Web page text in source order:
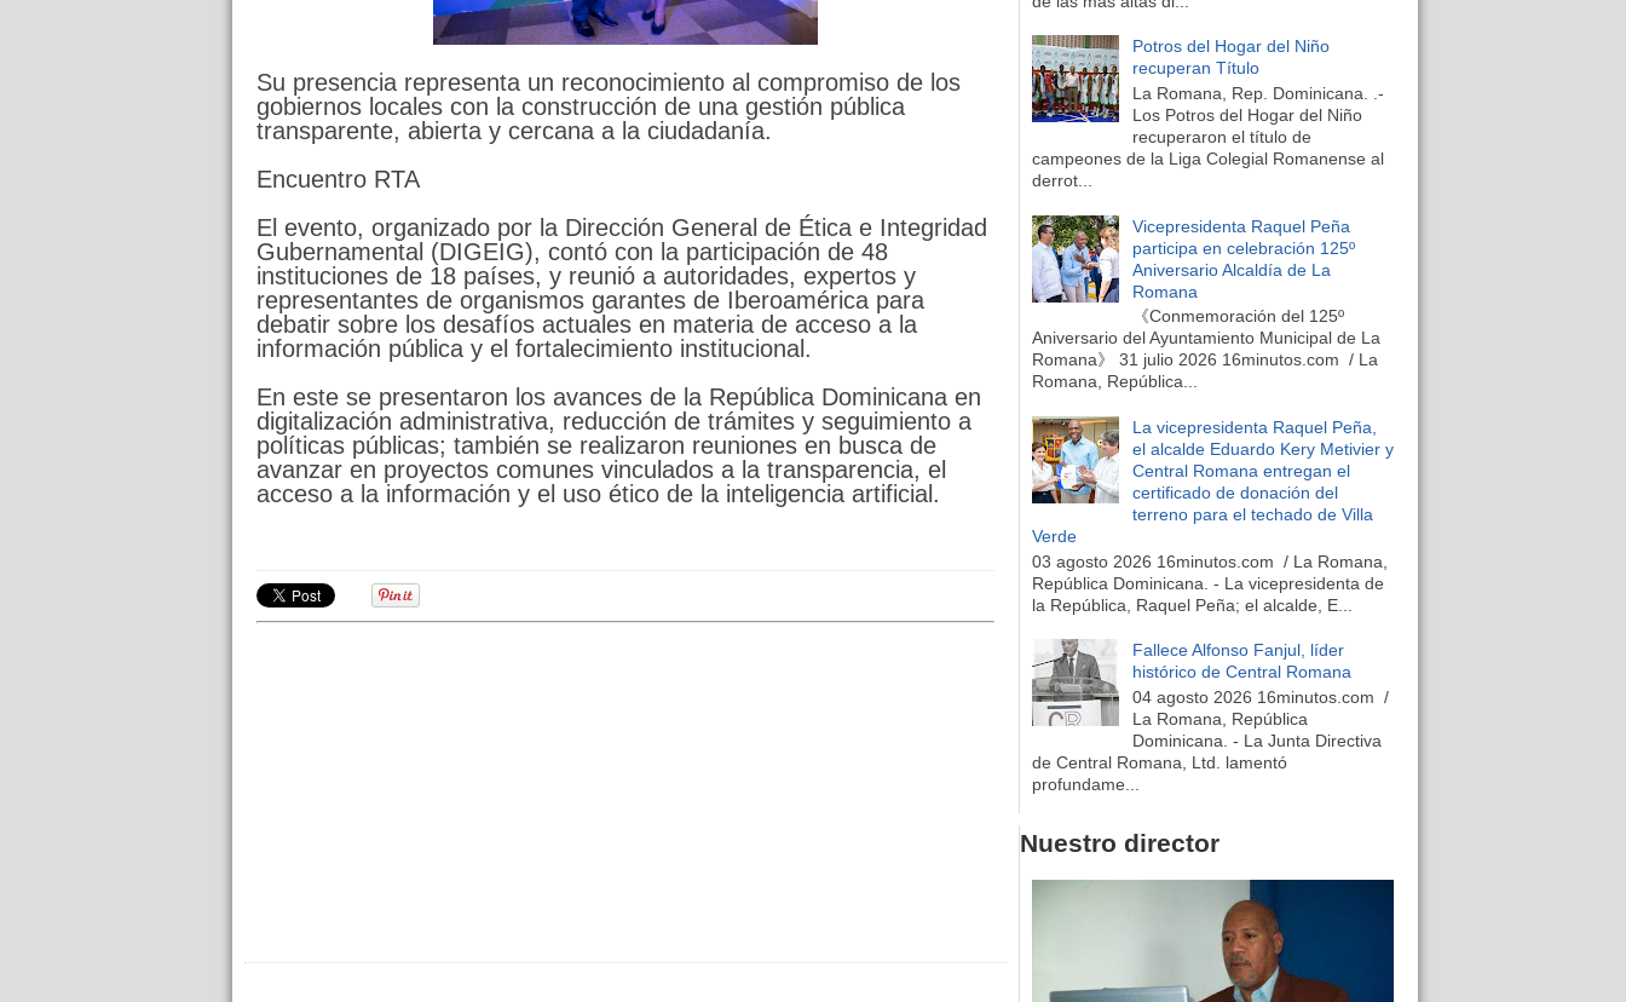
Su presencia representa un reconocimiento al compromiso de los
gobiernos locales con la construcción de una gestión pública
transparente, abierta y cercana a la ciudadanía.
Encuentro RTA
El evento, organizado por la Dirección General de Ética e Integridad
Gubernamental (DIGEIG), contó con la participación de 48
instituciones de 18 países, y reunió a autoridades, expertos y
representantes de organismos garantes de Iberoamérica para
debatir sobre los desafíos actuales en materia de acceso a la
información pública y el fortalecimiento institucional.
En este se presentaron los avances de la República Dominicana en
digitalización administrativa, reducción de trámites y seguimiento a
políticas públicas; también se realizaron reuniones en busca de
avanzar en proyectos comunes vinculados a la transparencia, el
acceso a la información y el uso ético de la inteligencia artificial.
Potros del Hogar del Niño
recuperan Título
La Romana, Rep. Dominicana. .-
Los Potros del Hogar del Niño
recuperaron el título de
campeones de la Liga Colegial Romanense al
derrot...
Vicepresidenta Raquel Peña
participa en celebración 125º
Aniversario Alcaldía de La
Romana
《Conmemoración del 125º
Aniversario del Ayuntamiento Municipal de La
Romana》 31 julio 2026 16minutos.com / La
Romana, República...
La vicepresidenta Raquel Peña,
el alcalde Eduardo Kery Metivier y
Central Romana entregan el
certificado de donación del
terreno para el techado de Villa
Verde
03 agosto 2026 16minutos.com / La Romana,
República Dominicana. - La vicepresidenta de
la República, Raquel Peña; el alcalde, E...
Fallece Alfonso Fanjul, líder
histórico de Central Romana
04 agosto 2026 16minutos.com /
La Romana, República
Dominicana. - La Junta Directiva
de Central Romana, Ltd. lamentó
profundame...
Nuestro director